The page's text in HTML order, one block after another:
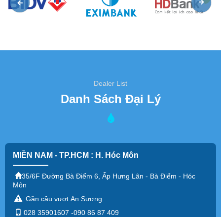
Dealer List
Danh Sách Đại Lý
MIỀN NAM - TP.HCM : H. Hóc Môn
35/6F Đường Bà Điểm 6, Ấp Hưng Lân - Bà Điểm - Hóc
Môn
Gần cầu vượt An Sương
028 35901607 -090 86 87 409